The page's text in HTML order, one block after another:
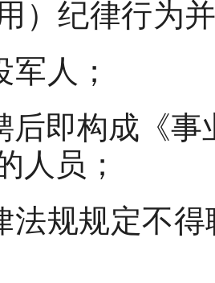
）纪律行为
军人；
后即构成《
人员 ；
法规规定不